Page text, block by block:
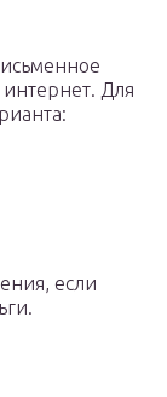
интернет. Для
если